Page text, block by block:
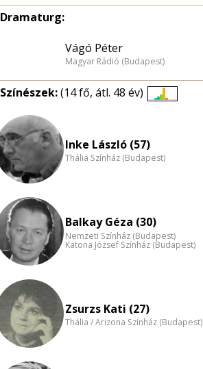
Dramaturg:
Vágó Péter
Magyar Rádió (Budapest)
Színészek:(14 fő, átl. 48 év)
Inke László (57)
Thália Színház (Budapest)
Balkay Géza (30)
Nemzeti Színház (Budapest)
Katona József Színház (Budapest)
Zsurzs Kati (27)
Thália / Arizona Színház (Budapest)